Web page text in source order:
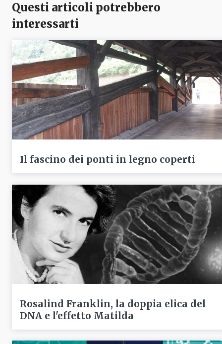
Questi articoli potrebbero
interessarti
Il fascino dei ponti in legno coperti
Rosalind Franklin, la doppia elica del
DNA e l'effetto Matilda